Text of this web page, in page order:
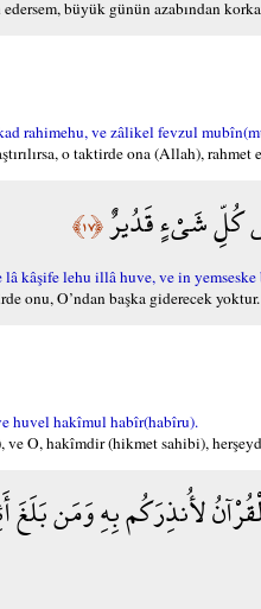
büyük günün azabından
rahimehu, ve zâlikel fevzul
o taktirde ona (Allah),
كُلِّ شَيْءٍ قَدُيرٌ﴿١٧﴾
kâşife lehu illâ huve, ve in
onu, O’ndan başka giderecek
huvel hakîmul habîr(habîru).
ve O, hakîmdir (hikmet sahibi),
لأُنذِرَكُم بِهِ وَمَن بَلَغَ